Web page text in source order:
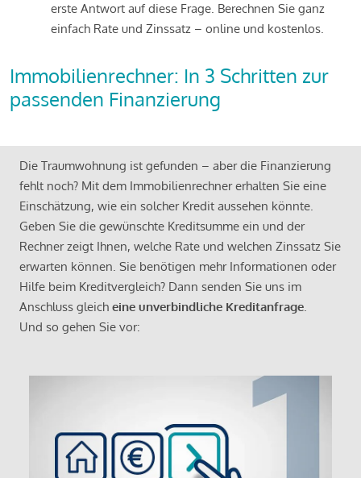
erste Antwort auf diese Frage. Berechnen Sie ganz
einfach Rate und Zinssatz – online und kostenlos.
Immobilienrechner: In 3 Schritten zur
passenden Finanzierung
Die Traumwohnung ist gefunden – aber die Finanzierung
fehlt noch? Mit dem Immobilienrechner erhalten Sie eine
Einschätzung, wie ein solcher Kredit aussehen könnte.
Geben Sie die gewünschte Kreditsumme ein und der
Rechner zeigt Ihnen, welche Rate und welchen Zinssatz Sie
erwarten können. Sie benötigen mehr Informationen oder
Hilfe beim Kreditvergleich? Dann senden Sie uns im
Anschluss gleich eine unverbindliche Kreditanfrage.
Und so gehen Sie vor: